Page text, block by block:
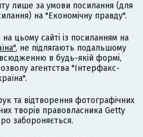
лише за умови посилання (для
на "Економічну правду".
на цьому сайті із посиланням на
, не підлягають подальшому
в будь-якій формі,
агентства "Інтерфакс-
та відтворення фотографічних
творів правовласника Getty
забороняється.